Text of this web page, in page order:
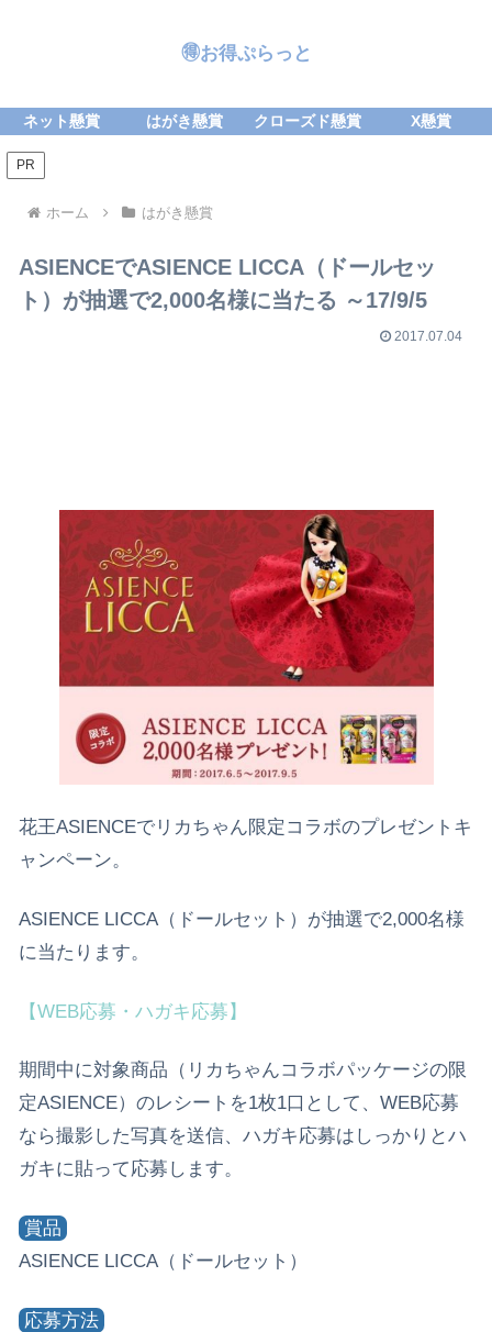
🉐お得ぷらっと
ネット懸賞 はがき懸賞 クローズド懸賞 X懸賞
PR
ホーム はがき懸賞
ASIENCEでASIENCE LICCA（ドールセッ
ト）が抽選で2,000名様に当たる ～17/9/5
2017.07.04
花王ASIENCEでリカちゃん限定コラボのプレゼントキ
ャンペーン。
ASIENCE LICCA（ドールセット）が抽選で2,000名様
に当たります。
【WEB応募・ハガキ応募】
期間中に対象商品（リカちゃんコラボパッケージの限
定ASIENCE）のレシートを1枚1口として、WEB応募
なら撮影した写真を送信、ハガキ応募はしっかりとハ
ガキに貼って応募します。
賞品
ASIENCE LICCA（ドールセット）
応募方法